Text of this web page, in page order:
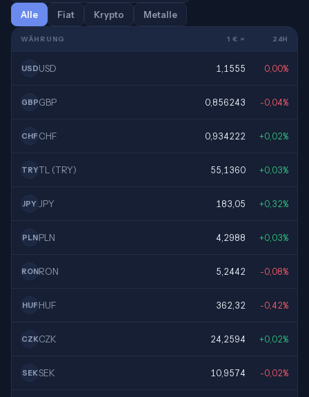
Alle Fiat Krypto Metalle
WÄHRUNG 1 € = 24H
USDUSD 1,1555 0,00%
GBPGBP 0,856243 -0,04%
CHF CHF 0,934222 +0,02%
TRYTL (TRY) 55,1360 +0,03%
JPY JPY 183,05 +0,32%
PLNPLN 4,2988 +0,03%
RONRON 5,2442 -0,08%
HUF HUF 362,32 -0,42%
CZKCZK 24,2594 +0,02%
SEKSEK 10,9574 -0,02%